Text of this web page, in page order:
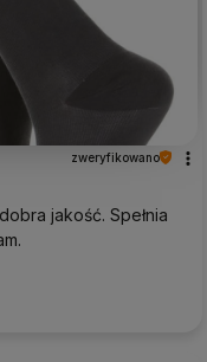
zweryfikowano
jakość. Spełnia